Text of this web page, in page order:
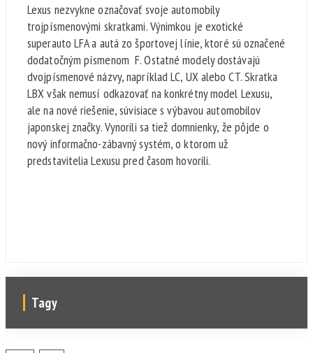
Lexus nezvykne označovať svoje automobily
trojpísmenovými skratkami. Výnimkou je exotické
superauto LFA a autá zo športovej línie, ktoré sú označené
dodatočným písmenom F. Ostatné modely dostávajú
dvojpísmenové názvy, napríklad LC, UX alebo CT. Skratka
LBX však nemusí odkazovať na konkrétny model Lexusu,
ale na nové riešenie, súvisiace s výbavou automobilov
japonskej značky. Vynorili sa tiež domnienky, že pôjde o
nový informačno-zábavný systém, o ktorom už
predstavitelia Lexusu pred časom hovorili.
Tagy